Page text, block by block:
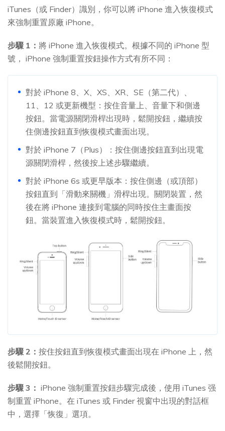
iTunes（或 Finder）識別，你可以將 iPhone 進入恢復模式
來強制重置原廠 iPhone。
步驟 1： 將 iPhone 進入恢復模式。根據不同的 iPhone 型
號， iPhone 強制重置按鈕操作方式有所不同：
對於 iPhone 8、X、XS、XR、SE（第二代）、
11、12 或更新機型：按住音量上、音量下和側邊
按鈕。當電源關閉滑桿出現時，鬆開按鈕，繼續按
住側邊按鈕直到恢復模式畫面出現。
對於 iPhone 7（Plus）：按住側邊按鈕直到出現電
源關閉滑桿，然後按上述步驟繼續。
對於 iPhone 6s 或更早版本：按住側邊（或頂部）
按鈕直到「滑動來關機」滑桿出現。關閉裝置，然
後在將 iPhone 連接到電腦的同時按住主畫面按
鈕。當裝置進入恢復模式時，鬆開按鈕。
步驟 2： 按住按鈕直到恢復模式畫面出現在 iPhone 上，然
後鬆開按鈕。
步驟 3： iPhone 強制重置按鈕步驟完成後，使用 iTunes 强
制重置 iPhone。在 iTunes 或 Finder 視窗中出現的對話框
中，選擇「恢復」選項。